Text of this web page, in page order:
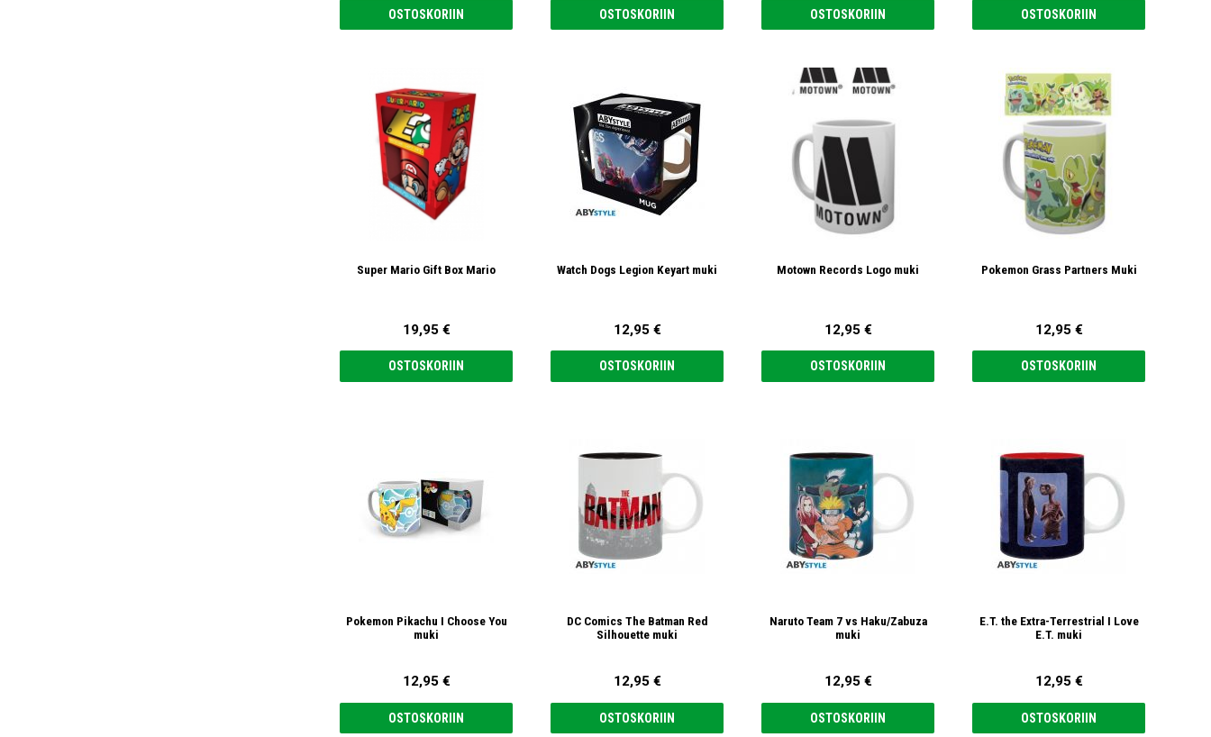
OSTOSKORIIN OSTOSKORIIN OSTOSKORIIN OSTOSKORIIN
Super Mario Gift Box Mario
19,95 €
OSTOSKORIIN
Watch Dogs Legion Keyart muki
12,95 €
OSTOSKORIIN
Motown Records Logo muki
12,95 €
OSTOSKORIIN
Pokemon Grass Partners Muki
12,95 €
OSTOSKORIIN
Pokemon Pikachu I Choose You
muki
12,95 €
OSTOSKORIIN
DC Comics The Batman Red
Silhouette muki
12,95 €
OSTOSKORIIN
Naruto Team 7 vs Haku/Zabuza
muki
12,95 €
OSTOSKORIIN
E.T. the Extra-Terrestrial I Love
E.T. muki
12,95 €
OSTOSKORIIN